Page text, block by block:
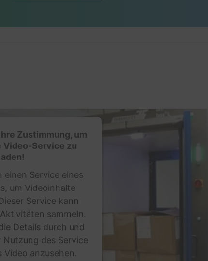
Zustimmung, um
Video-Service zu
einen Service eines
um Videoinhalte
Service kann
sammeln.
Details durch und
Nutzung des Service
Video anzusehen.